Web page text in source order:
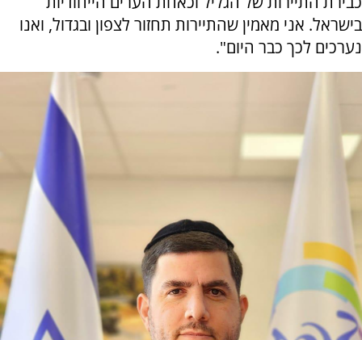
בישראל. אני מאמין שהתיירות תחזור לצפון ובגדול, ואנו
נערכים לכך כבר היום".